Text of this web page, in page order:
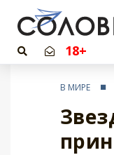
18+
В МИРЕ